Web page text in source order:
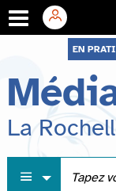
menu
contenu
recherche
EN
La